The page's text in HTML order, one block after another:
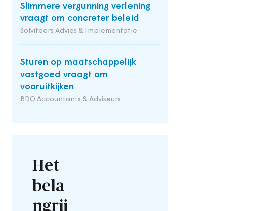
Slimmere vergunning verlening
vraagt om concreter beleid
Solviteers Advies & Implementatie
Sturen op maatschappelijk
vastgoed vraagt om
vooruitkijken
BDO Accountants & Adviseurs
Het
bela
ngrij